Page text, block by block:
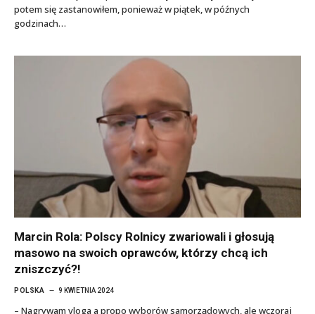
potem się zastanowiłem, ponieważ w piątek, w późnych
godzinach…
Marcin Rola: Polscy Rolnicy zwariowali i głosują
masowo na swoich oprawców, którzy chcą ich
zniszczyć?!
POLSKA 9 KWIETNIA 2024
– Nagrywam vloga a propo wyborów samorządowych, ale wczoraj